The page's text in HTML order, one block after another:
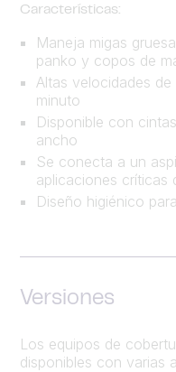
Características:
Maneja migas
panko y copos de
Altas velocidades
minuto
Disponible con
ancho
Se conecta a un
aplicaciones críticas
Diseño higiénico
Versiones
Los equipos de
disponibles con varias